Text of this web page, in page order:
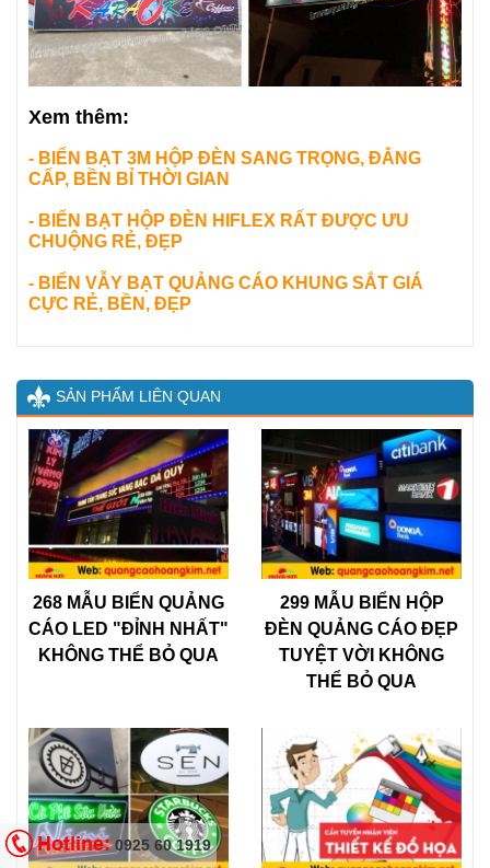
Xem thêm:
- BIỂN BẠT 3M HỘP ĐÈN SANG TRỌNG, ĐẲNG
CẤP, BỀN BỈ THỜI GIAN
- BIỂN BẠT HỘP ĐÈN HIFLEX RẤT ĐƯỢC ƯU
CHUỘNG RẺ, ĐẸP
- BIỂN VẪY BẠT QUẢNG CÁO KHUNG SẮT GIÁ
CỰC RẺ, BỀN, ĐẸP
SẢN PHẨM LIÊN QUAN
268 MẪU BIỂN QUẢNG
CÁO LED "ĐỈNH NHẤT"
KHÔNG THỂ BỎ QUA
299 MẪU BIỂN HỘP
ĐÈN QUẢNG CÁO ĐẸP
TUYỆT VỜI KHÔNG
THỂ BỎ QUA
Hotline:0925 60 1919